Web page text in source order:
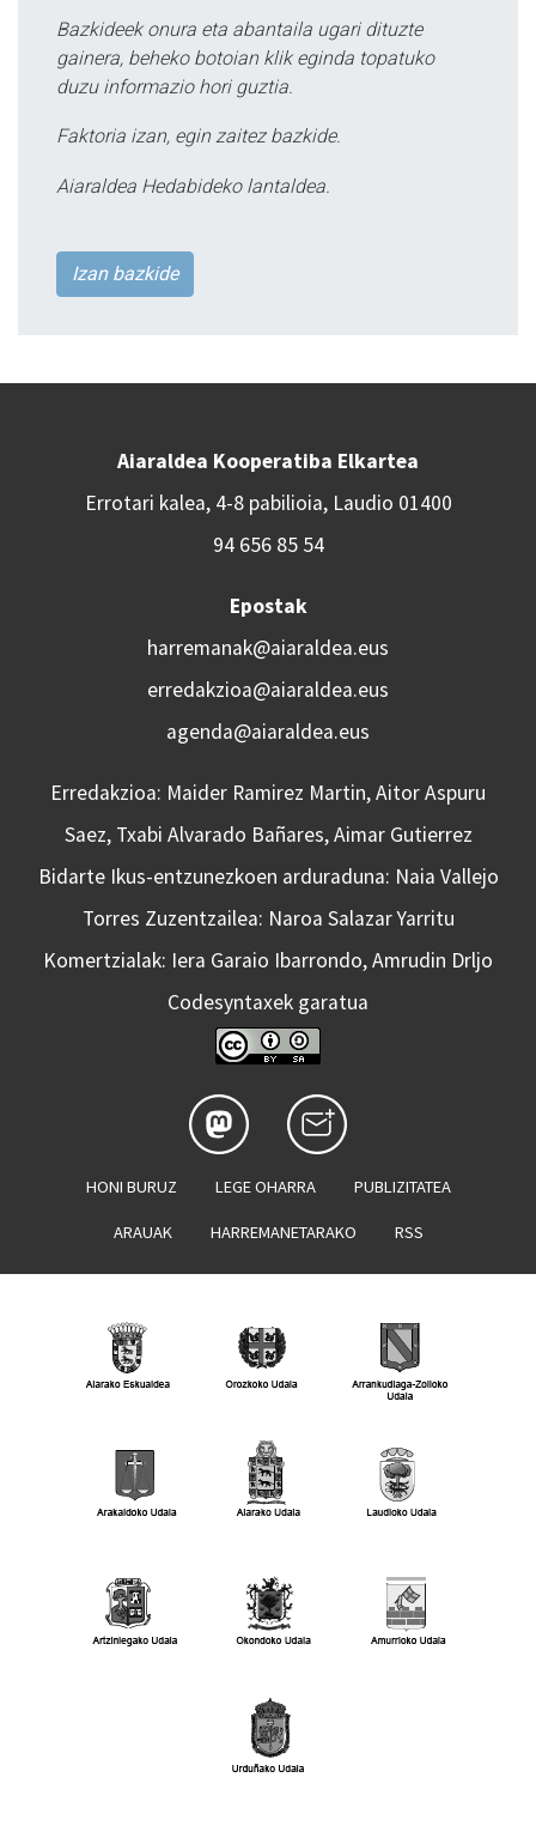
Bazkideek onura eta abantaila ugari dituzte
gainera, beheko botoian klik eginda topatuko
duzu informazio hori guztia.
Faktoria izan, egin zaitez bazkide.
Aiaraldea Hedabideko lantaldea.
Izan bazkide
Aiaraldea Kooperatiba Elkartea
Errotari kalea, 4-8 pabilioia, Laudio 01400
94 656 85 54
Epostak
harremanak@aiaraldea.eus
erredakzioa@aiaraldea.eus
agenda@aiaraldea.eus
Erredakzioa: Maider Ramirez Martin, Aitor Aspuru
Saez, Txabi Alvarado Bañares, Aimar Gutierrez
Bidarte Ikus-entzunezkoen arduraduna: Naia Vallejo
Torres Zuzentzailea: Naroa Salazar Yarritu
Komertzialak: Iera Garaio Ibarrondo, Amrudin Drljo
Codesyntaxek garatua
HONI BURUZ LEGE OHARRA PUBLIZITATEA
ARAUAK HARREMANETARAKO RSS